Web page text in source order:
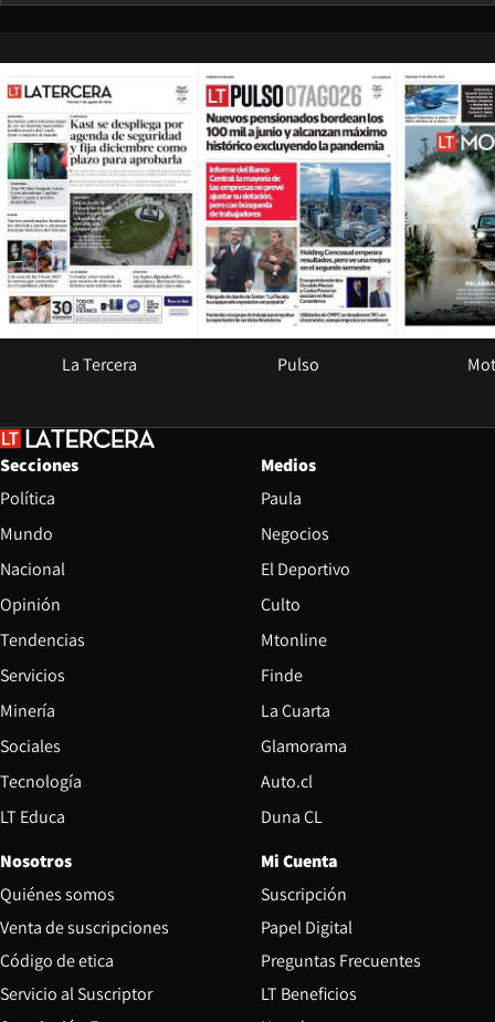
Opens in new window
La Tercera
Opens in
Pulso
Secciones
Política
Mundo
Nacional
Opinión
Tendencias
Servicios
Minería
Sociales
Tecnología
LT Educa
Medios
Paula
Negocios
El Deportivo
Culto
Mtonline
Finde
La Cuarta
Glamorama
Auto.cl
Duna CL
Nosotros
Quiénes somos
Venta de suscripciones
Código de etica Opens in new window
Servicio al Suscriptor
Mi Cuenta
Suscripción
Papel Digital
Preguntas Frecuentes
LT Beneficios